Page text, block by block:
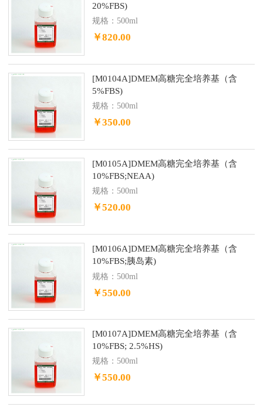
20%FBS)
规格：500ml
￥820.00
[M0104A]DMEM高糖完全培养基（含
5%FBS)
规格：500ml
￥350.00
[M0105A]DMEM高糖完全培养基（含
10%FBS;NEAA)
规格：500ml
￥520.00
[M0106A]DMEM高糖完全培养基（含
10%FBS;胰岛素)
规格：500ml
￥550.00
[M0107A]DMEM高糖完全培养基（含
10%FBS; 2.5%HS)
规格：500ml
￥550.00